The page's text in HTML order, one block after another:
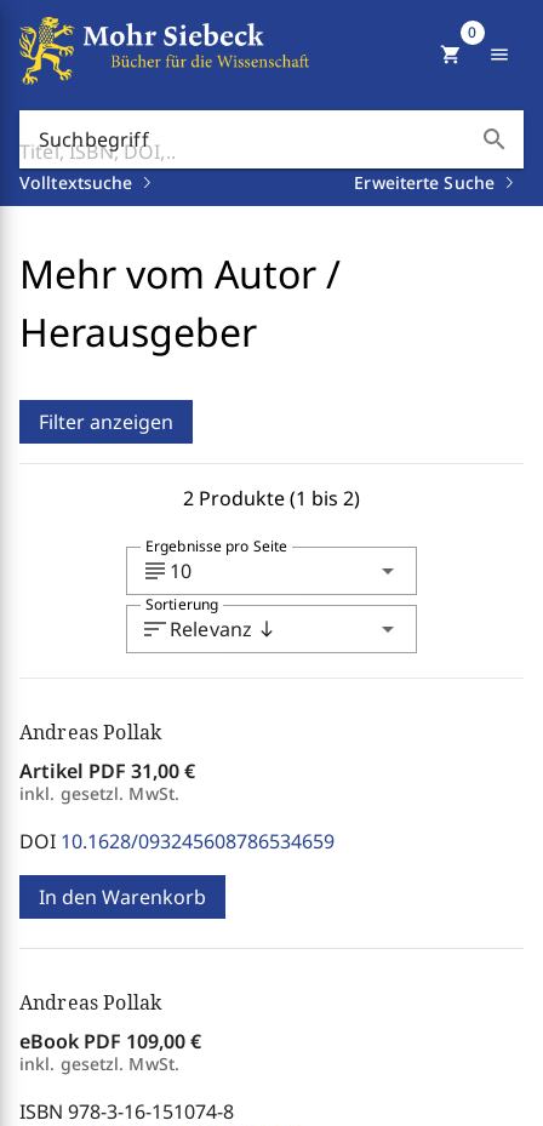
Suchbegriff search
Volltextsuche Erweiterte Suche
shopping_cart
0
menu
Mehr vom Autor /
Herausgeber
Filter anzeigen
2 Produkte (1 bis 2)
subject 10 arrow_drop_down
Ergebnisse pro Seite
sortRelevanz south arrow_drop_down
Sortierung
Andreas Pollak
Artikel PDF 31,00 €
inkl. gesetzl. MwSt.
DOI 10.1628/093245608786534659
In den Warenkorb
Andreas Pollak
eBook PDF 109,00 €
inkl. gesetzl. MwSt.
ISBN 978-3-16-151074-8